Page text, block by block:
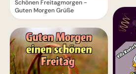
Schönen Freitagmorgen -
Guten Morgen Grüße